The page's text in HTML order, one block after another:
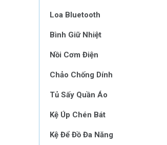
Loa Bluetooth
Bình Giữ Nhiệt
Nồi Cơm Điện
Chảo Chống Dính
Tủ Sấy Quần Áo
Kệ Úp Chén Bát
Kệ Để Đồ Đa Năng